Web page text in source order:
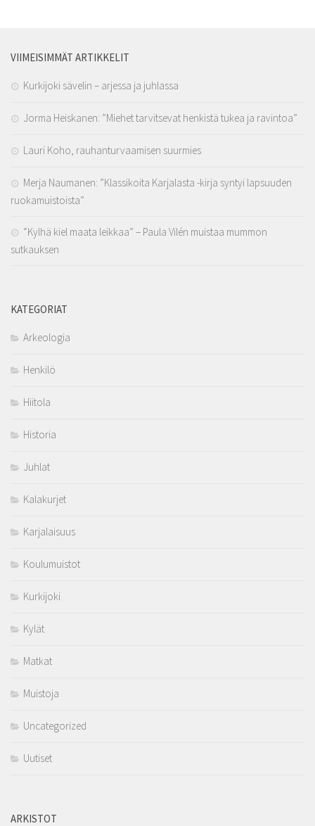
VIIMEISIMMÄT ARTIKKELIT
Kurkijoki sävelin – arjessa ja juhlassa
Jorma Heiskanen: ”Miehet tarvitsevat henkistä tukea ja ravintoa”
Lauri Koho, rauhanturvaamisen suurmies
Merja Naumanen: ”Klassikoita Karjalasta -kirja syntyi lapsuuden
ruokamuistoista”
“Kylhä kiel maata leikkaa” – Paula Vilén muistaa mummon
sutkauksen
KATEGORIAT
Arkeologia
Henkilö
Hiitola
Historia
Juhlat
Kalakurjet
Karjalaisuus
Koulumuistot
Kurkijoki
Kylät
Matkat
Muistoja
Uncategorized
Uutiset
ARKISTOT